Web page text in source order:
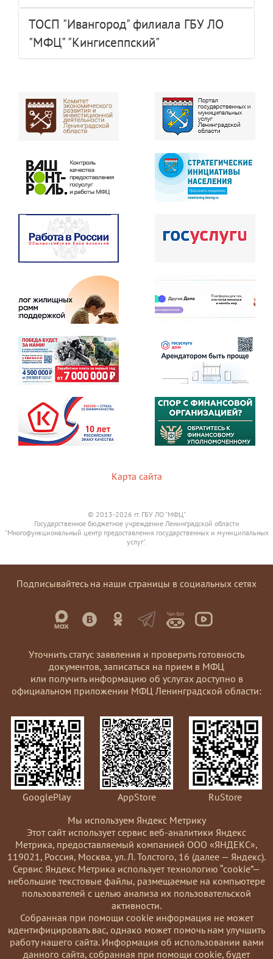
ТОСП "Ивангород" филиала ГБУ ЛО
"МФЦ" "Кингисеппский"
Карта сайта
© 2013-2026 гг. ГБУ ЛО "МФЦ"
Государственное бюджетное учреждение Ленинградской области
"Многофункциональный центр предоставления государственных и муниципальных
услуг".
Подписывайтесь на наши страницы в социальных сетях
Уточнить статус заявления и проверить готовность
документов, записаться на прием в МФЦ
или получить информацию об услугах доступно в
официальном приложении МФЦ Ленинградской области:
GooglePlay AppStore
RuStore
Мы используем Яндекс Метрику
Этот сайт использует сервис веб-аналитики Яндекс
Метрика, предоставляемый компанией ООО «ЯНДЕКС»,
119021, Россия, Москва, ул. Л. Толстого, 16 (далее — Яндекс).
Сервис Яндекс Метрика использует технологию “cookie”—
небольшие текстовые файлы, размещаемые на компьютере
пользователей с целью анализа их пользовательской
активности.
Coбранная при помощи cookie информация не может
идентифицировать вас, однако может помочь нам улучшить
работу нашего сайта. Информация об использовании вами
данного сайта, собранная при помощи cookie, будет